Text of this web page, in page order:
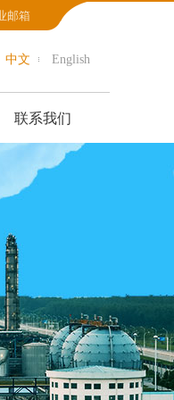
中文 English
邮箱
联系我们